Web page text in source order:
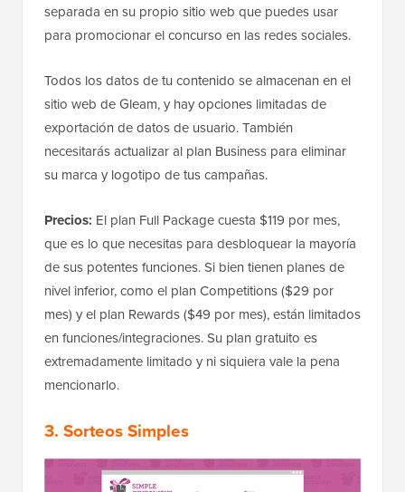
separada en su propio sitio web que puedes usar
para promocionar el concurso en las redes sociales.
Todos los datos de tu contenido se almacenan en el
sitio web de Gleam, y hay opciones limitadas de
exportación de datos de usuario. También
necesitarás actualizar al plan Business para eliminar
su marca y logotipo de tus campañas.
Precios: El plan Full Package cuesta $119 por mes,
que es lo que necesitas para desbloquear la mayoría
de sus potentes funciones. Si bien tienen planes de
nivel inferior, como el plan Competitions ($29 por
mes) y el plan Rewards ($49 por mes), están limitados
en funciones/integraciones. Su plan gratuito es
extremadamente limitado y ni siquiera vale la pena
mencionarlo.
3. Sorteos Simples